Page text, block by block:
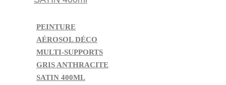
PEINTURE
AÉROSOL DÉCO
MULTI-SUPPORTS
GRIS ANTHRACITE
SATIN 400ML